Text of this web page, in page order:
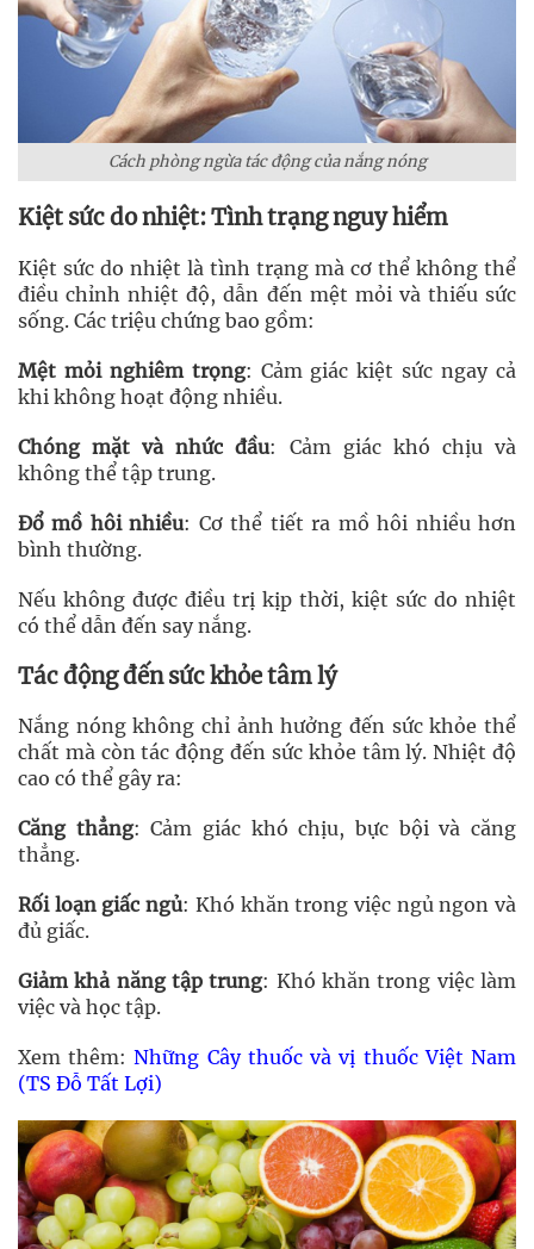
Cách phòng ngừa tác động của nắng nóng
Kiệt sức do nhiệt: Tình trạng nguy hiểm
Kiệt sức do nhiệt là tình trạng mà cơ thể không thể
điều chỉnh nhiệt độ, dẫn đến mệt mỏi và thiếu sức
sống. Các triệu chứng bao gồm:
Mệt mỏi nghiêm trọng: Cảm giác kiệt sức ngay cả
khi không hoạt động nhiều.
Chóng mặt và nhức đầu: Cảm giác khó chịu và
không thể tập trung.
Đổ mồ hôi nhiều: Cơ thể tiết ra mồ hôi nhiều hơn
bình thường.
Nếu không được điều trị kịp thời, kiệt sức do nhiệt
có thể dẫn đến say nắng.
Tác động đến sức khỏe tâm lý
Nắng nóng không chỉ ảnh hưởng đến sức khỏe thể
chất mà còn tác động đến sức khỏe tâm lý. Nhiệt độ
cao có thể gây ra:
Căng thẳng: Cảm giác khó chịu, bực bội và căng
thẳng.
Rối loạn giấc ngủ: Khó khăn trong việc ngủ ngon và
đủ giấc.
Giảm khả năng tập trung: Khó khăn trong việc làm
việc và học tập.
Xem thêm:Những Cây thuốc và vị thuốc Việt Nam
(TS Đỗ Tất Lợi)